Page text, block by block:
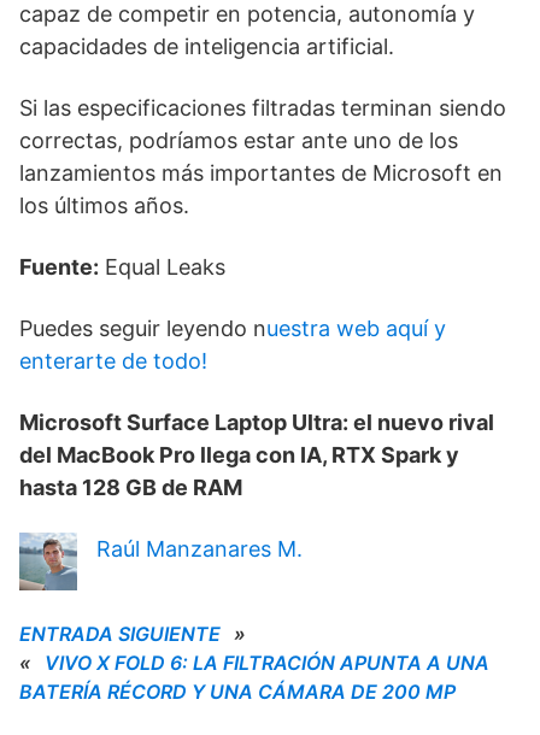
capaz de competir en potencia, autonomía y
capacidades de inteligencia artificial.
Si las especificaciones filtradas terminan siendo
correctas, podríamos estar ante uno de los
lanzamientos más importantes de Microsoft en
los últimos años.
Fuente: Equal Leaks
Puedes seguir leyendo nuestra web aquí y
enterarte de todo!
Microsoft Surface Laptop Ultra: el nuevo rival
del MacBook Pro llega con IA, RTX Spark y
hasta 128 GB de RAM
Raúl Manzanares M.
ENTRADA SIGUIENTE »
«
VIVO X FOLD 6: LA FILTRACIÓN APUNTA A UNA
BATERÍA RÉCORD Y UNA CÁMARA DE 200 MP